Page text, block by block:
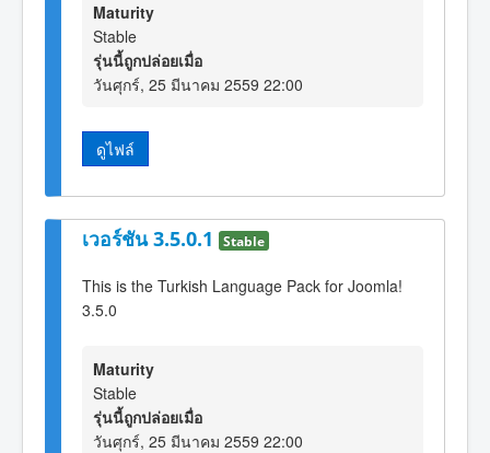
Maturity
Stable
รุ่นนี้ถูกปล่อยเมื่อ
วันศุกร์, 25 มีนาคม 2559 22:00
ดูไฟล์
เวอร์ชัน 3.5.0.1 Stable
This is the Turkish Language Pack for Joomla!
3.5.0
Maturity
Stable
รุ่นนี้ถูกปล่อยเมื่อ
วันศุกร์, 25 มีนาคม 2559 22:00